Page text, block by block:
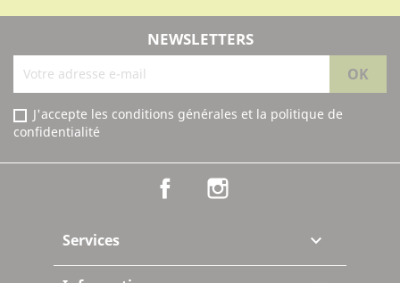
NEWSLETTERS
J'accepte les conditions générales et la politique de
confidentialité
Facebook
Services 